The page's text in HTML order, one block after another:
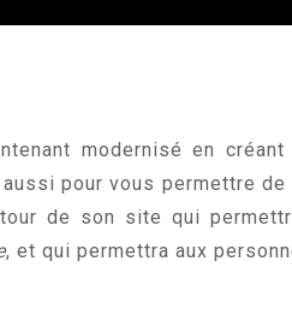
modernisé en
pour vous permettre
de son site qui
, et qui permettra aux